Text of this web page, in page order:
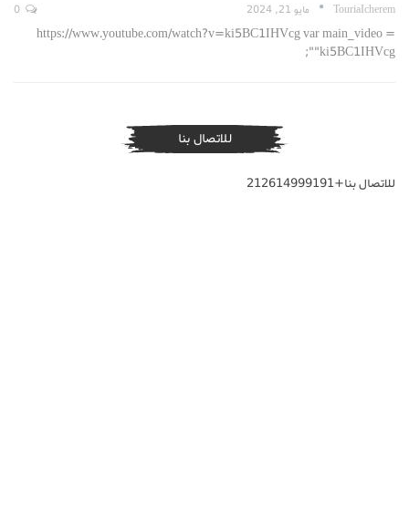
TouriaIcherem مايو 21, 2024
https://www.youtube.com/watch?v=ki5BC1IHVcg var main_video =
"ki5BC1IHVcg";
للاتصال بنا
للاتصال بنا+212614999191